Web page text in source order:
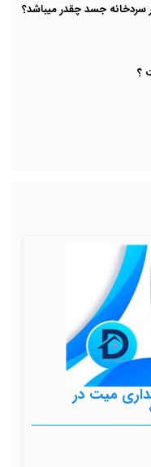
جسد چقدر میباشد؟
؟
میت در